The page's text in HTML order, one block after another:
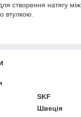
створення натягу
втулкою.
SKF
Швеція